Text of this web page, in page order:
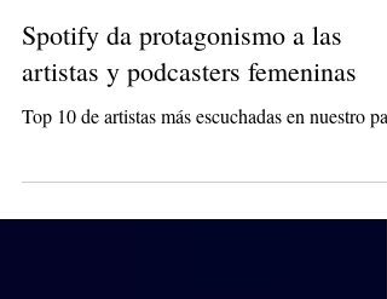
Spotify da protagonismo a las
artistas y podcasters femeninas
Top 10 de artistas más escuchadas en nuestro país